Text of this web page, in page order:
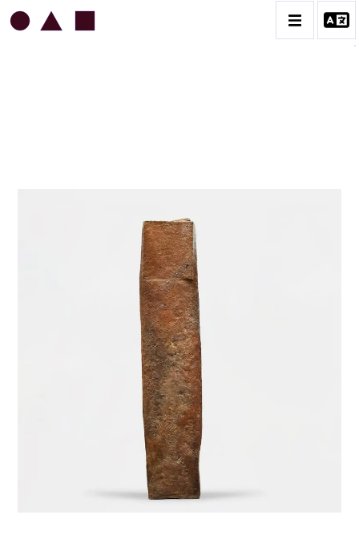
CATALOGUE DES OEUVRES
ART SACRÉ
BESTIAIRE
BOUQUETIÈRES
CÉRAMIQUE ARCHITECTURALE
CÉRAMIQUE DU QUOTIDIEN
COUPES ET PLATS
DIVERS
PERSONNAGES
PIÈCES A MAIN ET CENDRIERS
PLANTES
SCÈNES DE LA VIE
SCULPTURE ABSTRAITE
VASES